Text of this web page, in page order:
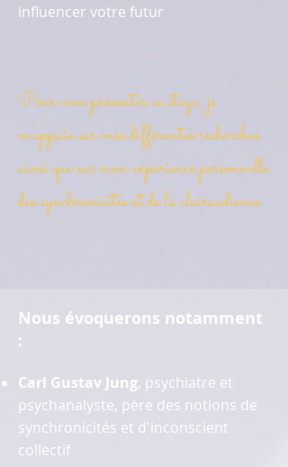
influencer votre futur
Pour vous présenter ce stage, je
m'appuie sur mes différentes recherches
ainsi que sur mon expérience personnelle
des synchronicités et de la clairaudience.
Nous évoquerons notamment
:
Carl Gustav Jung, psychiatre et
psychanalyste, père des notions de
synchronicités et d'inconscient
collectif